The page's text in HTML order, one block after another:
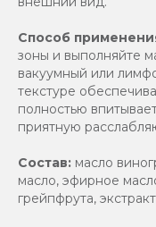
Способ
зоны и выполняйте
вакуумный или
текстуре
полностью
приятную
Состав: масло
масло, эфирное
грейпфрута,